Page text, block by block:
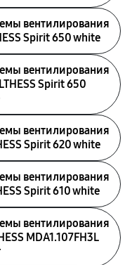
вентилирования
Spirit 650 white
вентилирования
Spirit 650
вентилирования
Spirit 620 white
вентилирования
Spirit 610 white
вентилирования
MDA1.107FH3L